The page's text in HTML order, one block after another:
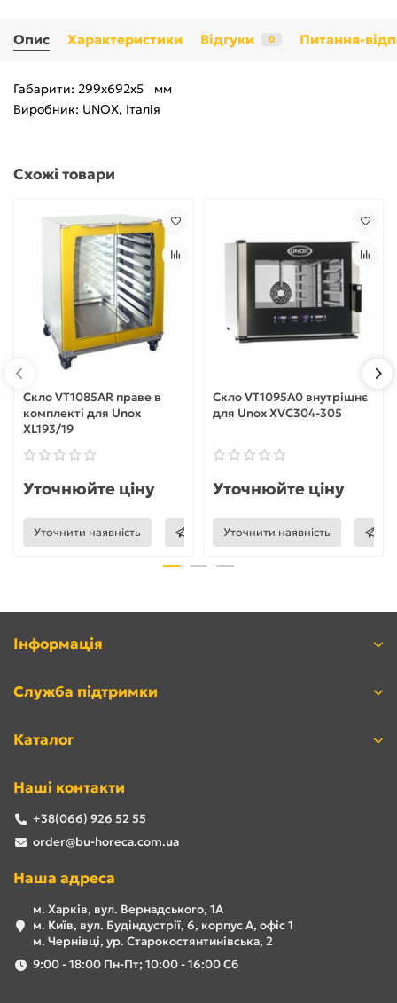
Опис Характеристики Відгуки 0 Питання-
Габарити: 299x692x5 мм
Виробник: UNOX, Італія
Схожі товари
Скло VT1085AR праве в
комплекті для Unox
XL193/19
Уточнюйте ціну
Уточнити наявність
Скло VT1095A0 внутрішнє
для Unox XVC304-305
Уточнюйте ціну
Уточнити наявність
Інформація
Служба підтримки
Каталог
Наші контакти
+38(066) 926 52 55
order@bu-horeca.com.ua
Наша адреса
м. Харків, вул. Вернадського, 1А
м. Київ, вул. Будіндустрії, 6, корпус А, офіс 1
м. Чернівці, ур. Старокостянтинівська, 2
9:00 - 18:00 Пн-Пт; 10:00 - 16:00 Сб